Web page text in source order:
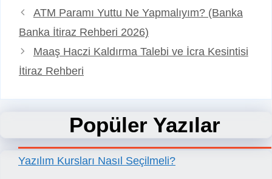
ATM Paramı Yuttu Ne Yapmalıyım? (Banka
Banka İtiraz Rehberi 2026)
Maaş Haczi Kaldırma Talebi ve İcra Kesintisi
İtiraz Rehberi
Popüler Yazılar
Yazılım Kursları Nasıl Seçilmeli?